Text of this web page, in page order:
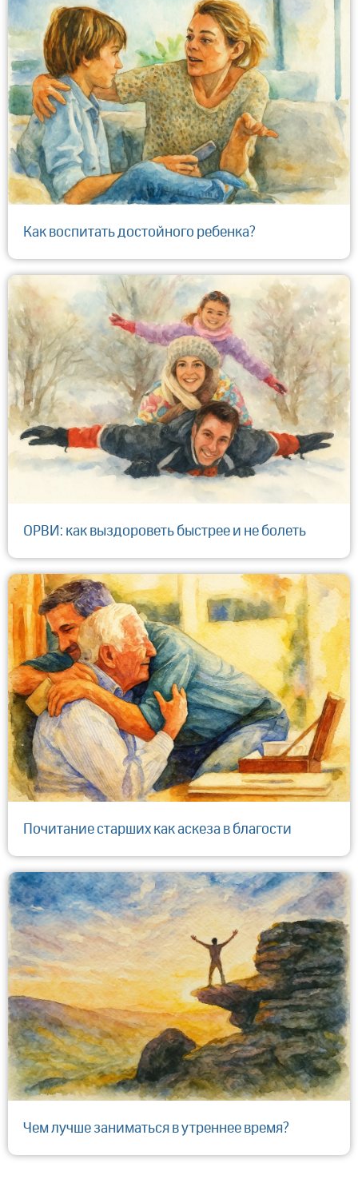
​Как воспитать достойного ребенка?
ОРВИ: как выздороветь быстрее и не болеть
Почитание старших как аскеза в благости
Чем лучше заниматься в утреннее время?